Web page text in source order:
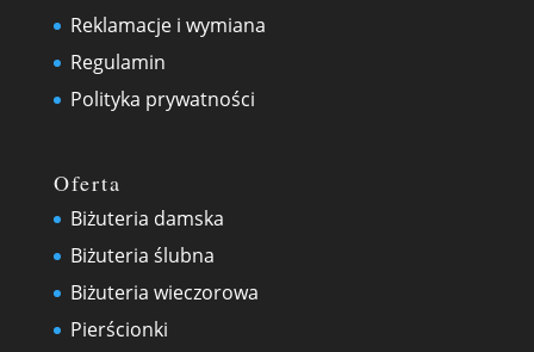
Reklamacje i wymiana
Regulamin
Polityka prywatności
Oferta
Biżuteria damska
Biżuteria ślubna
Biżuteria wieczorowa
Pierścionki